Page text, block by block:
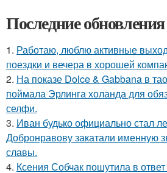
Последние
1. Работаю, люблю активные
поездки и вечера в хорошей
2. На показе Dolce & Gabbana в
поймала Эрлинга холанда для
селфи.
3. Иван будько официально стал
Добронравову закатали именную
славы.
4. Ксения Собчак пошутила в